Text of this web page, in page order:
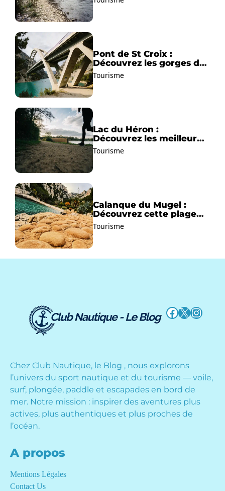
Pont de St Croix :
Découvrez les gorges du
Verdon !
Tourisme
Lac du Héron :
Découvrez les meilleurs
sentiers de randonnée !
Tourisme
Calanque du Mugel :
Découvrez cette plage
paradisiaque à La Ciotat
!
Tourisme
Facebook
X
Chez Club Nautique, le Blog , nous explorons
l’univers du sport nautique et du tourisme — voile,
surf, plongée, paddle et escapades en bord de
mer. Notre mission : inspirer des aventures plus
actives, plus authentiques et plus proches de
l’océan.
A propos
Mentions Légales
Contact Us